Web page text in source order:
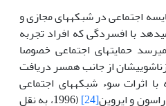
اجتماعی در شبکه­های مجازی و
با افسردگی که افراد تجربه
حمایت­های اجتماعی خصوصا
از جانب همسر دریافت
اثرات سوء شبکه­های اجتماعی
و ایروین[24]
(1996، به نقل